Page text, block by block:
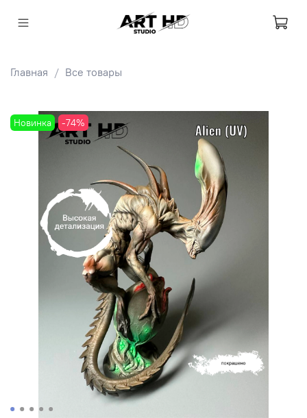
Главная Все товары
Новинка -74%